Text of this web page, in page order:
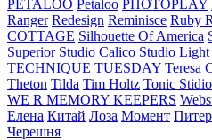
PETALOO Petaloo PHOTOPLAY
Ranger Redesign Reminisce Ruby
COTTAGE Silhouette Of America
Superior Studio Calico Studio Light
TECHNIQUE TUESDAY Teresa
Theton Tilda Tim Holtz Tonic
WE R MEMORY KEEPERS
Елена Китай Лоза Момент
Черешня